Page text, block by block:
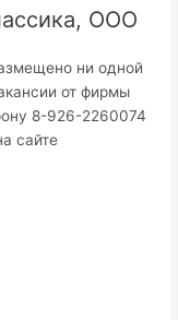
ООО
ни одной
от фирмы
8-926-2260074
сайте